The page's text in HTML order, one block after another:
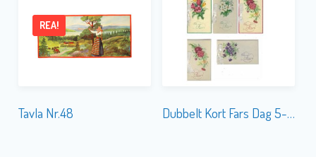
Tavla Nr.48
REA!
Dubbelt Kort Fars Dag 5-olika Äkta Gamla